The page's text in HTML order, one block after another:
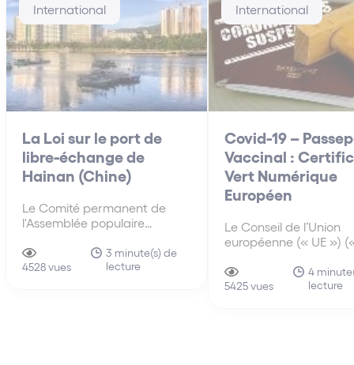
International
La Loi sur le port de
libre-échange de
Hainan (Chine)
Le Comité permanent de
l'Assemblée populaire
législatif suprême de la
Chine, a adopté le 10 juin
4528 vues
3 minute(s) de
lecture
International
Covid-19 –
Vaccinal :
Vert Numérique
Européen
Le Conseil de l’Union
européenne (« UE »)
avril 2021, un mandat
négociation avec le
5425 vues
4
lecture